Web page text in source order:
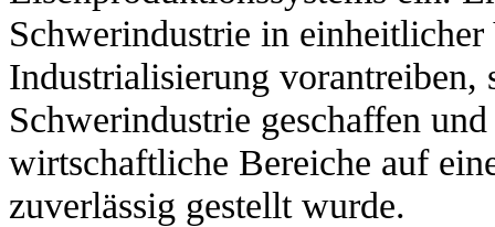
Schwerindustrie in
Industrialisierung vorantreiben,
Schwerindustrie geschaffen
wirtschaftliche Bereiche auf
zuverlässig gestellt wurde.